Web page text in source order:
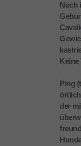
Noch
Keine
Ping
der